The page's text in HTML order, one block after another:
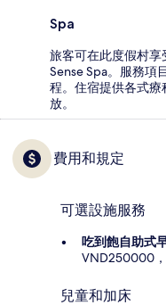
Spa
旅客可在此度假村享
Sense Spa。服務項
程。住宿提供各式療
放。
費用和規定
可選設施服務
吃到飽自助式
VND250000
兒童和加床